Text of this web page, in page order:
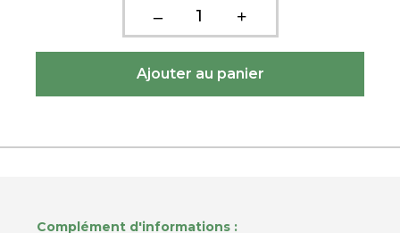
Complément d'informations :